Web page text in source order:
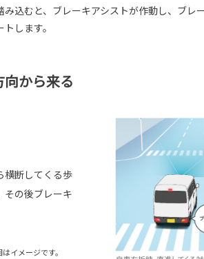
込むと、ブレーキアシストが作動し、ブ
します。
から来る
横断してくる歩
その後ブレーキ
イメージです。